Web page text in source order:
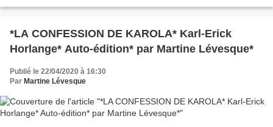
*LA CONFESSION DE KAROLA* Karl-Erick
Horlange* Auto-édition* par Martine Lévesque*
Publié le 22/04/2020 à 16:30
Par Martine Lévesque